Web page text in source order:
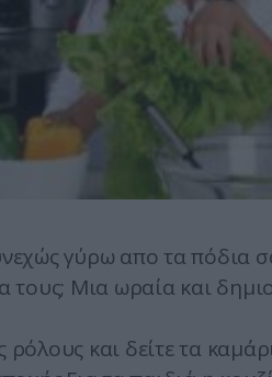
γύρω απο τα πόδια
τους; Μια ωραία και
και δείτε τα